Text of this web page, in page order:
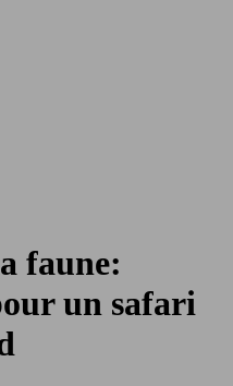
faune:
un safari